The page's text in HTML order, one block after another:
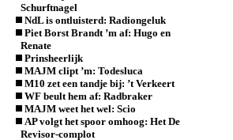
Schurftnagel
NdL is ontluisterd: Radiongeluk
Piet Borst Brandt ’m af: Hugo en
Renate
Prinsheerlijk
MAJM clipt ’m: Todesluca
M10 zet een tandje bij: ’t Verkeert
WF beult hem af: Radbraker
MAJM weet het wel: Scio
AP volgt het spoor omhoog: Het De
Revisor-complot